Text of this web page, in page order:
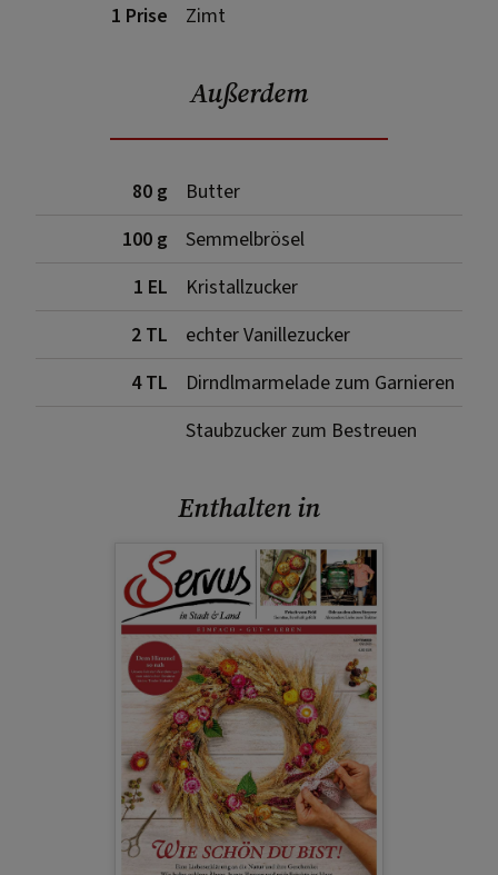
1 Prise
Zimt
Außerdem
80 g
Butter
100 g
Semmelbrösel
1 EL
Kristallzucker
2 TL
echter Vanillezucker
4 TL
Dirndlmarmelade zum Garnieren
Staubzucker zum Bestreuen
Enthalten in